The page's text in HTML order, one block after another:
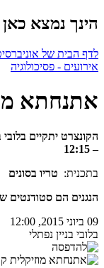
הינך נמצא כאן
לדף הבית של
אירועים - פסיכולוגיה
אתנחתא
– 12:15
בתכנית: טריו בסונים
הנגנים הם סטודנטים
09 ביוני 2015, 12:00
בלובי בניין נפתלי